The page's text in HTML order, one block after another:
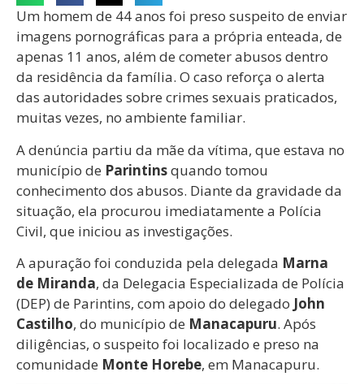
Um homem de 44 anos foi preso suspeito de enviar
imagens pornográficas para a própria enteada, de
apenas 11 anos, além de cometer abusos dentro
da residência da família. O caso reforça o alerta
das autoridades sobre crimes sexuais praticados,
muitas vezes, no ambiente familiar.
A denúncia partiu da mãe da vítima, que estava no
município de Parintinsquando tomou
conhecimento dos abusos. Diante da gravidade da
situação, ela procurou imediatamente a Polícia
Civil, que iniciou as investigações.
A apuração foi conduzida pela delegada Marna
de Miranda, da Delegacia Especializada de Polícia
(DEP) de Parintins, com apoio do delegado John
Castilho, do município de Manacapuru. Após
diligências, o suspeito foi localizado e preso na
comunidade Monte Horebe, em Manacapuru.